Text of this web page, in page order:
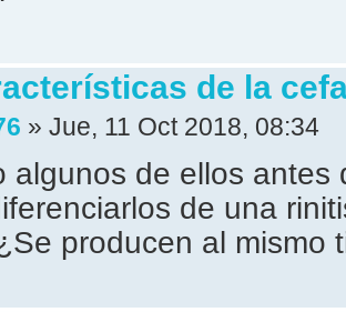
de la
» Jue, 11 Oct 2018, 08:34
algunos de ellos antes
de una
producen al mismo